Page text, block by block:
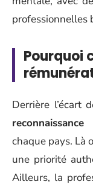
professionnelles
Pourquoi
Derrière l’écart
chaque pays. Là
une priorité
Ailleurs, la